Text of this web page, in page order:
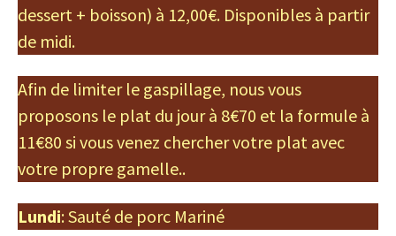
dessert + boisson) à 12,00€. Disponibles à partir
de midi.
Afin de limiter le gaspillage, nous vous
proposons le plat du jour à 8€70 et la formule à
11€80 si vous venez chercher votre plat avec
votre propre gamelle..
Lundi: Sauté de porc Mariné